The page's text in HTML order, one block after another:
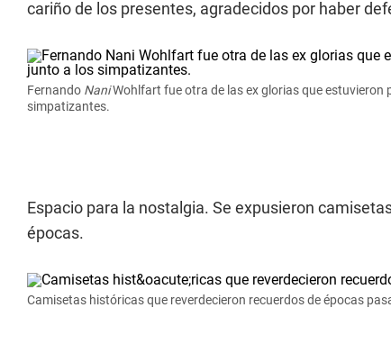
cariño de los presentes, agradecidos por haber
Fernando NaniWohlfart fue otra de las ex glorias que
simpatizantes.
Espacio para la nostalgia. Se expusieron
épocas.
Camisetas históricas que reverdecieron recuerdos de épocas